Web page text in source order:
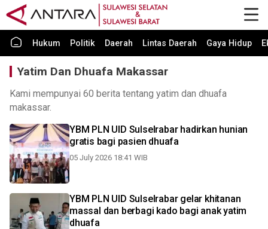
Hukum Politik Daerah Lintas Daerah Gaya Hidup
Yatim Dan Dhuafa Makassar
Kami mempunyai 60 berita tentang yatim dan dhuafa
makassar.
YBM PLN UID Sulselrabar hadirkan hunian
gratis bagi pasien dhuafa
05 July 2026 18:41 WIB
YBM PLN UID Sulselrabar gelar khitanan
massal dan berbagi kado bagi anak yatim
dhuafa